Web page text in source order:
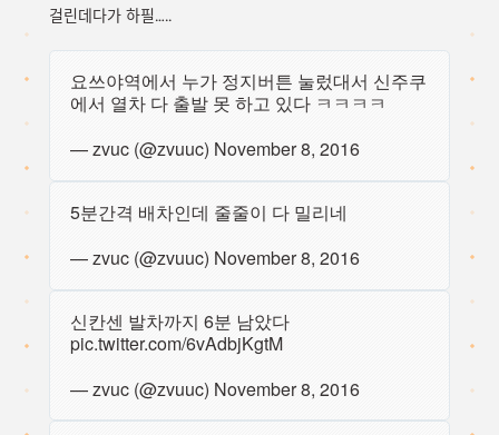
걸린데다가 하필…..
요쓰야역에서 누가 정지버튼 눌렀대서 신주쿠
에서 열차 다 출발 못 하고 있다 ㅋㅋㅋㅋ
— zvuc (@zvuuc) November 8, 2016
5분간격 배차인데 줄줄이 다 밀리네
— zvuc (@zvuuc) November 8, 2016
신칸센 발차까지 6분 남았다
pic.twitter.com/6vAdbjKgtM
— zvuc (@zvuuc) November 8, 2016